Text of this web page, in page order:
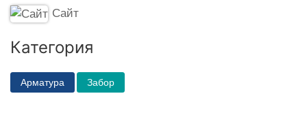
Сайт
Категория
Арматура Забор